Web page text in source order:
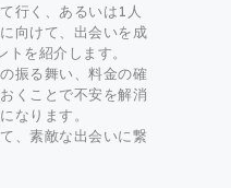
行く、あるいは1人
向けて、出会いを成
を紹介します。
振る舞い、料金の確
くことで不安を解消
なります。
、素敵な出会いに繋